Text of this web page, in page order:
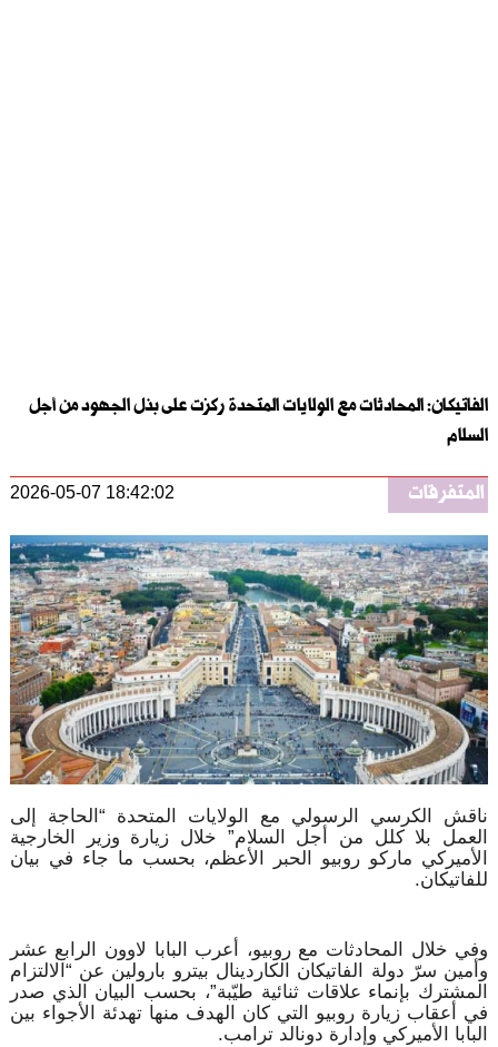
الفاتيكان: المحادثات مع الولايات المتحدة ركزت على بذل الجهود من أجل
السلام
المتفرقات 2026-05-07 18:42:02
ناقش الكرسي الرسولي مع الولايات المتحدة “الحاجة إلى
العمل بلا كلل من أجل السلام” خلال زيارة وزير الخارجية
الأميركي ماركو روبيو الحبر الأعظم، بحسب ما جاء في بيان
للفاتيكان.
وفي خلال المحادثات مع روبيو، أعرب البابا لاوون الرابع عشر
وأمين سرّ دولة الفاتيكان الكاردينال بيترو بارولين عن “الالتزام
المشترك بإنماء علاقات ثنائية طيّبة”، بحسب البيان الذي صدر
في أعقاب زيارة روبيو التي كان الهدف منها تهدئة الأجواء بين
البابا الأميركي وإدارة دونالد ترامب.